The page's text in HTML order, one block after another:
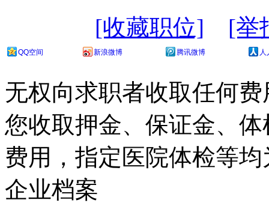
[收藏职位] [举
QQ空间 新浪微博 腾讯微博 人
无权向求职者收取任何
您收取押金、保证金、
费用，指定医院体检等
企业档案